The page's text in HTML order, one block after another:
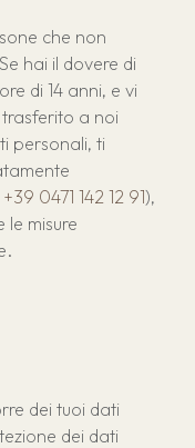
che non
hai il dovere di
di 14 anni, e vi
a noi
personali, ti
+39 0471 142 12 91),
le misure
dei tuoi dati
dei dati